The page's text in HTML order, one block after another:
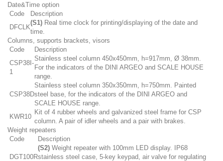
Date&Time option
Code
Description
DFCLK
(S1) Real time clock for printing/displaying of the date and
time.
Columns, supports brackets, visors
Code
Description
CSP38I-
1
Stainless steel column 450x450mm, h=917mm, Ø 38mm.
For the indicators of the DINI ARGEO and SCALE HOUSE
range.
CSP38D
Stainless steel column 350x350mm, h=750mm. Painted
steel base, for the indicators of the DINI ARGEO and
SCALE HOUSE range.
KWR10
Kit of 4 rubber wheels and galvanized steel frame for CSP
column. A pair of idler wheels and a pair with brakes.
Weight repeaters
Code
Description
DGT100R
(S2) Weight repeater with 100mm LED display. IP68
stainless steel case, 5-key keypad, air valve for regulating